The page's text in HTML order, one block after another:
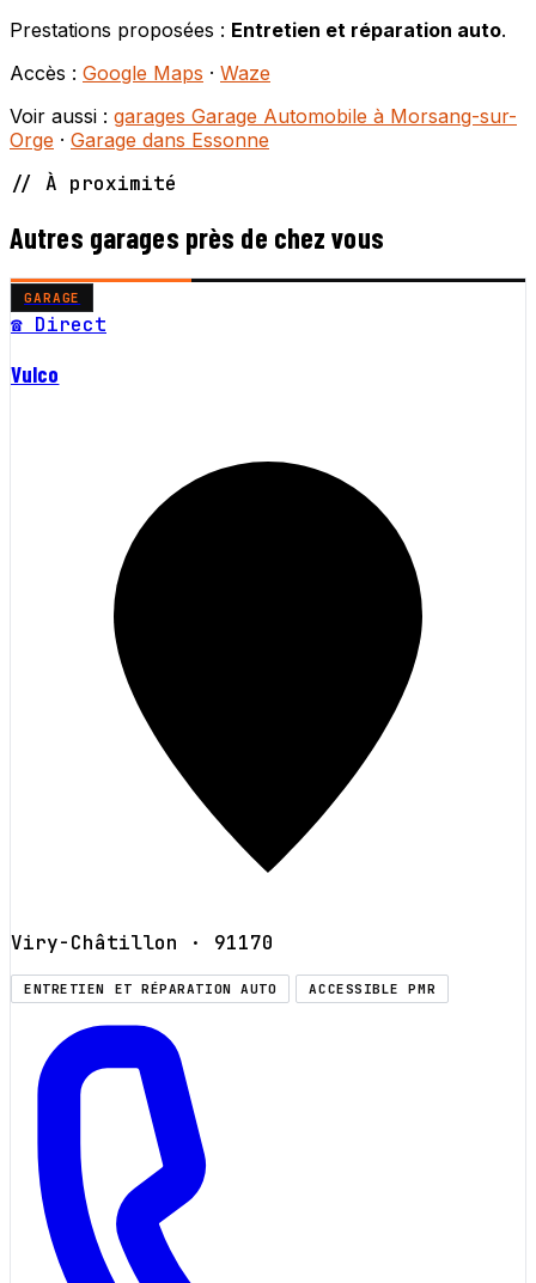
Prestations proposées : Entretien et réparation auto.
Accès : Google Maps · Waze
Voir aussi : garages Garage Automobile à Morsang-sur-
Orge · Garage dans Essonne
// À proximité
Autres garages près de chez vous
GARAGE
☎ Direct
Vulco
Viry-Châtillon · 91170
ENTRETIEN ET RÉPARATION AUTO ACCESSIBLE PMR